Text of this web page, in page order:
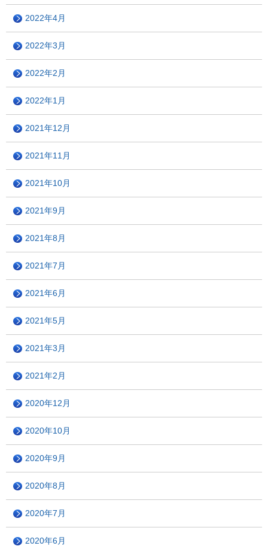
2022年4月
2022年3月
2022年2月
2022年1月
2021年12月
2021年11月
2021年10月
2021年9月
2021年8月
2021年7月
2021年6月
2021年5月
2021年3月
2021年2月
2020年12月
2020年10月
2020年9月
2020年8月
2020年7月
2020年6月